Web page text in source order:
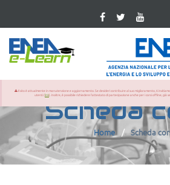
Il sito è attualmente in manutenzione e aggiornamento. Se desideri contribuire al suo miglioramento, ti
utenti (link). Inoltre, è possibile richiedere l'attestato di partecipazione anche per i corsi offline, già
Scheda
Home Scheda